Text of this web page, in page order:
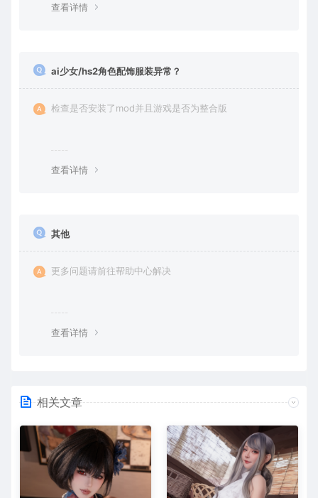
查看详情
ai少女/hs2角色配饰服装异常？
检查是否安装了mod并且游戏是否为整合版
查看详情
其他
更多问题请前往帮助中心解决
查看详情
相关文章